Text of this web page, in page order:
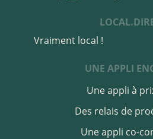
Vraiment local !
UNE APPLI
Une appli à
Des relais de
Une appli co-